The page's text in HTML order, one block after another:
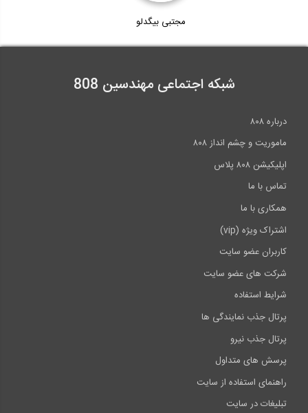
مجتبی بیگدلو
شبکه اجتماعی مهندسین 808
درباره ۸۰۸
ماموریت و چشم انداز ۸۰۸
اپلیکیشن ۸۰۸ پلاس
تماس با ما
همکاری با ما
اشتراک ویژه (vip)
کاربران عضو سایت
شرکت های عضو سایت
شرایط استفاده
پرتال جذب نمایندگی ها
پرتال جذب نیرو
پرسش های متداول
راهنمای استفاده از سایت
تبلیغات در سایت